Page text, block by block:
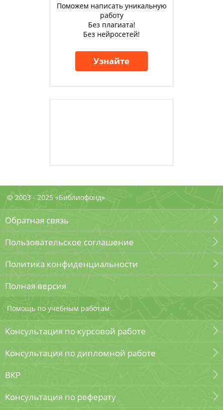
Поможем написать уникальную
работу
Без плагиата!
Без нейросетей!
Узнайте
© 2003 - 2025 «Библиофонд»
Обратная связь
Пользовательское соглашение
Политика конфиденциальности
Полная версия
Помощь по учебным работам
Консультация по курсовой работе
Консультация по дипломной работе
ВКР
Консультация по реферату